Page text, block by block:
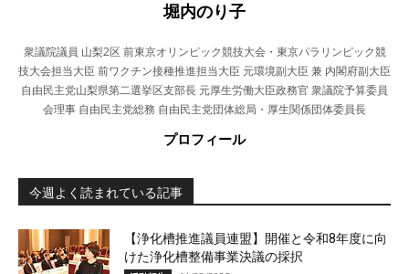
堀内のり子
衆議院議員 山梨2区 前東京オリンピック競技大会・東京パラリンピック競
技大会担当大臣 前ワクチン接種推進担当大臣 元環境副大臣 兼 内閣府副大臣
自由民主党山梨県第二選挙区支部長 元厚生労働大臣政務官 衆議院予算委員
会理事 自由民主党総務 自由民主党団体総局・厚生関係団体委員長
プロフィール
今週よく読まれている記事
【浄化槽推進議員連盟】開催と令和8年度に向
けた浄化槽整備事業決議の採択